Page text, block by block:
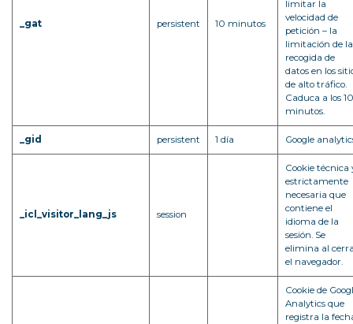
_gat persistent 10 minutos
limitar la
velocidad de
petición – la
limitación de la
recogida de
datos en los
de alto tráfico.
Caduca a los 10
minutos.
_gid persistent 1 día Google
_icl_visitor_lang_js session
Cookie técnica
estrictamente
necesaria que
contiene el
idioma de la
sesión. Se
elimina al
el navegador.
Cookie de
Analytics que
registra la